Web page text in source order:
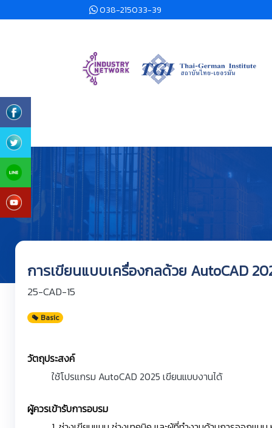
038-215033-39
การเขียนแบบเครื่องกลด้วย AutoCAD
25-CAD-15
Basic
วัตถุประสงค์
ใช้โปรแกรม AutoCAD 2025 เขียนแบบงานได้
ผู้ควรเข้ารับการอบรม